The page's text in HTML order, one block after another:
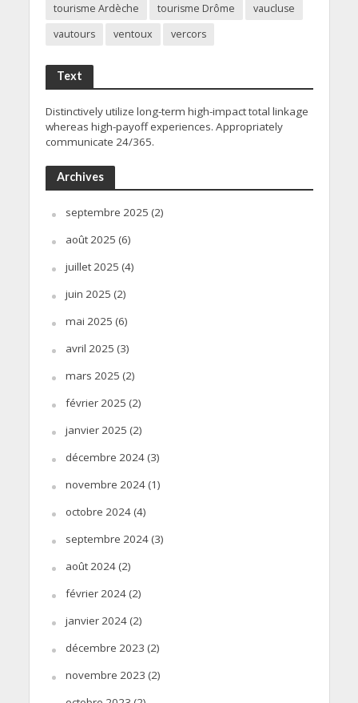
tourisme Ardèche
tourisme Drôme
vaucluse
vautours
ventoux vercors
Text
Distinctively utilize long-term high-impact total linkage
whereas high-payoff experiences. Appropriately
communicate 24/365.
Archives
septembre 2025 (2)
août 2025 (6)
juillet 2025 (4)
juin 2025 (2)
mai 2025 (6)
avril 2025 (3)
mars 2025 (2)
février 2025 (2)
janvier 2025 (2)
décembre 2024(3)
novembre 2024(1)
octobre 2024(4)
septembre 2024(3)
août 2024(2)
février 2024(2)
janvier 2024(2)
décembre 2023 (2)
novembre 2023 (2)